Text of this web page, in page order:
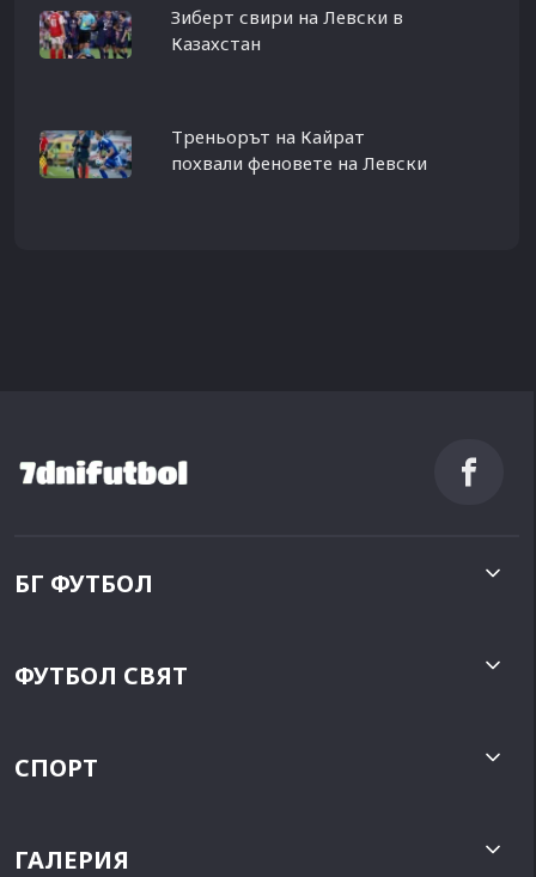
Зиберт свири на Левски в
Казахстан
Треньорът на Кайрат
похвали феновете на Левски
БГ ФУТБОЛ
ФУТБОЛ СВЯТ
СПОРТ
ГАЛЕРИЯ